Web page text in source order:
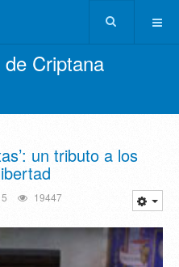
Criptana
un tributo a los
19447